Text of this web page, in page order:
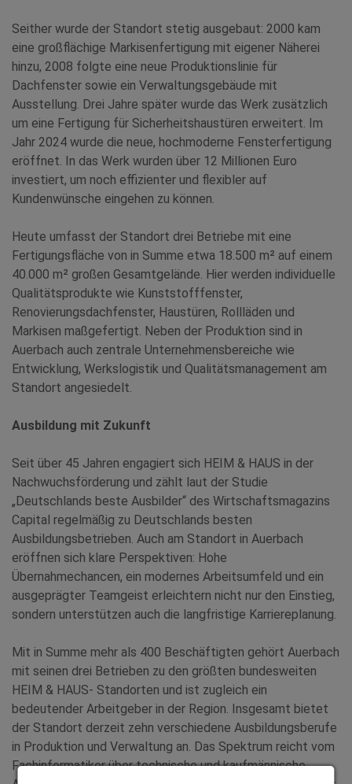
Seither wurde der Standort stetig ausgebaut: 2000 kam
eine großflächige Markisenfertigung mit eigener Näherei
hinzu, 2008 folgte eine neue Produktionslinie für
Dachfenster sowie ein Verwaltungsgebäude mit
Ausstellung. Drei Jahre später wurde das Werk zusätzlich
um eine Fertigung für Sicherheitshaustüren erweitert. Im
Jahr 2024 wurde die neue, hochmoderne Fensterfertigung
eröffnet. In das Werk wurden über 12 Millionen Euro
investiert, um noch effizienter und flexibler auf
Kundenwünsche eingehen zu können.
Heute umfasst der Standort drei Betriebe mit eine
Fertigungsfläche von in Summe etwa 18.500 m² auf einem
40.000 m² großen Gesamtgelände. Hier werden individuelle
Qualitätsprodukte wie Kunststofffenster,
Renovierungsdachfenster, Haustüren, Rollläden und
Markisen maßgefertigt. Neben der Produktion sind in
Auerbach auch zentrale Unternehmensbereiche wie
Entwicklung, Werkslogistik und Qualitätsmanagement am
Standort angesiedelt.
Ausbildung mit Zukunft
Seit über 45 Jahren engagiert sich HEIM & HAUS in der
Nachwuchsförderung und zählt laut der Studie
„Deutschlands beste Ausbilder“ des Wirtschaftsmagazins
Capital regelmäßig zu Deutschlands besten
Ausbildungsbetrieben. Auch am Standort in Auerbach
eröffnen sich klare Perspektiven: Hohe
Übernahmechancen, ein modernes Arbeitsumfeld und ein
ausgeprägter Teamgeist erleichtern nicht nur den Einstieg,
sondern unterstützen auch die langfristige Karriereplanung.
Mit in Summe mehr als 400 Beschäftigten gehört Auerbach
mit seinen drei Betrieben zu den größten bundesweiten
HEIM & HAUS- Standorten und ist zugleich ein
bedeutender Arbeitgeber in der Region. Insgesamt bietet
der Standort derzeit zehn verschiedene Ausbildungsberufe
in Produktion und Verwaltung an. Das Spektrum reicht vom
Fachinformatiker über technische und kaufmännische